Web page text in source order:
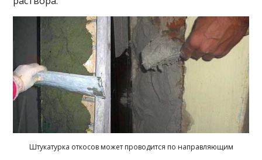
Штукатурка откосов может проводится по направляющим